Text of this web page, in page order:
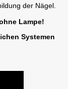
der Nägel.
Lampe!
Systemen